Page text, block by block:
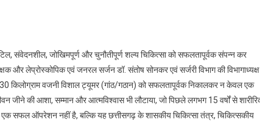
संवेदनशील, जोखिमपूर्ण और चुनौतीपूर्ण शल्य चिकित्सा को सफलतापूर्वक संपन्न कर
लेप्रोस्कोपिक एवं जनरल सर्जन डॉ. संतोष सोनकर एवं सर्जरी विभाग की विभागाध्यक्ष
किलोग्राम वजनी विशाल ट्यूमर (गांठ/गठान) को सफलतापूर्वक निकालकर न केवल एक
जीने की आशा, सम्मान और आत्मविश्वास भी लौटाया, जो पिछले लगभग 15 वर्षों से
सफल ऑपरेशन नहीं है, बल्कि यह छत्तीसगढ़ के शासकीय चिकित्सा तंत्र, चिकित्सकीय